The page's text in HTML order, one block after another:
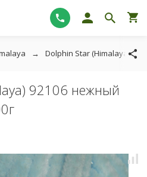
Dolphin Star (Himalaya)
92106 нежный